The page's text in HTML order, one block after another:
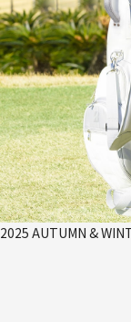
2025 AUTUMN &